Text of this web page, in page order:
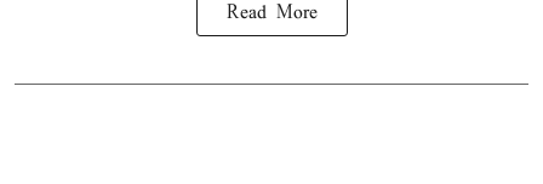
Read More